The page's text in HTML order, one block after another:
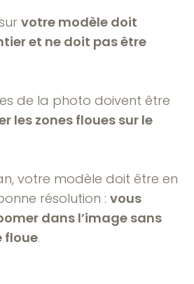
votre modèle doit
et ne doit pas être
de la photo doivent être
les zones floues sur le
votre modèle doit être en
résolution :vous
dans l’image sans
floue.